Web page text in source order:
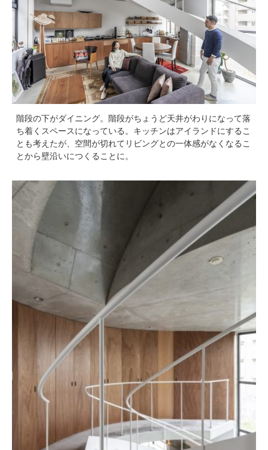
階段の下がダイニング。階段がちょうど天井がわりになって落
ち着くスペースになっている。キッチンはアイランドにするこ
とも考えたが、空間が切れてリビングとの一体感がなくなるこ
とから壁沿いにつくることに。